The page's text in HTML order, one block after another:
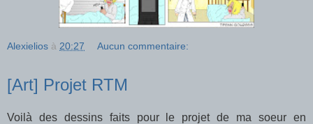
Alexielios à 20:27 Aucun commentaire:
[Art] Projet RTM
Voilà des dessins faits pour le projet de ma soeur en